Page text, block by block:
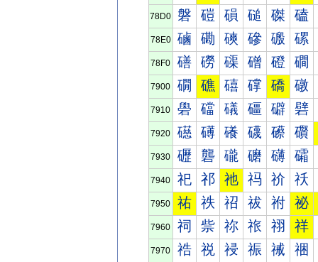
78D0 磐 磑 磒 磓 磔 磕
78E0 磠 磡 磢 磣 磤 磥
78F0 磰 磱 磲 磳 磴 磵
7900 礀 礁 礂 礃 礄 礅
7910 礐 礑 礒 礓 礔 礕
7920 礠 礡 礢 礣 礤 礥
7930 礰 礱 礲 礳 礴 礵
7940 祀 祁 祂 祃 祄 祅
7950 祐 祑 祒 祓 祔 祕
7960 祠 祡 祢 祣 祤 祥
7970 祰 祱 祲 祳 祴 祵